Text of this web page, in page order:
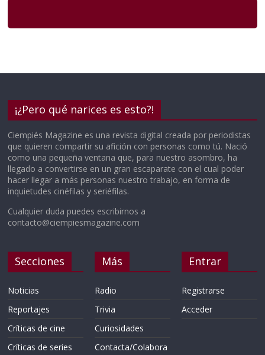
¡¿Pero qué narices es esto?!
Ciempiés Magazine es una revista digital creada por periodistas
que quieren compartir su afición con personas como tú. Nació
como una pequeña ventana que, para nuestro asombro, ha
llegado a convertirse en un gran escaparate con el cual poder
hacer llegar a más personas nuestro trabajo, en forma de
inquietudes cinéfilas y seriéfilas.
Cualquier duda puedes escribirnos a
contacto@ciempiesmagazine.com
Secciones
Noticias
Reportajes
Críticas de cine
Críticas de series
Más
Radio
Trivia
Curiosidades
Contacta/Colabora
Entrar
Registrarse
Acceder